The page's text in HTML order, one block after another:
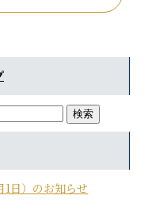
1日）のお知らせ